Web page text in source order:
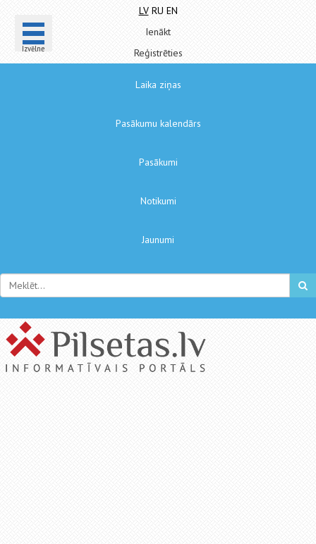
Izvēlne
LV RU EN
Ienākt
Reģistrēties
Laika ziņas
Pasākumu kalendārs
Pasākumi
Notikumi
Jaunumi